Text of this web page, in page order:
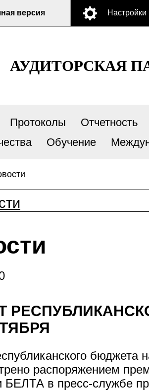
версия Настройки
АУДИТОРСКАЯ
Протоколы
Отчетность
Обучение
бюджета
распоряжением
БЕЛТА в пресс-службе